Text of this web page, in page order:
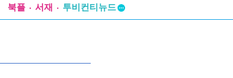
북플 서재
투비컨티뉴드